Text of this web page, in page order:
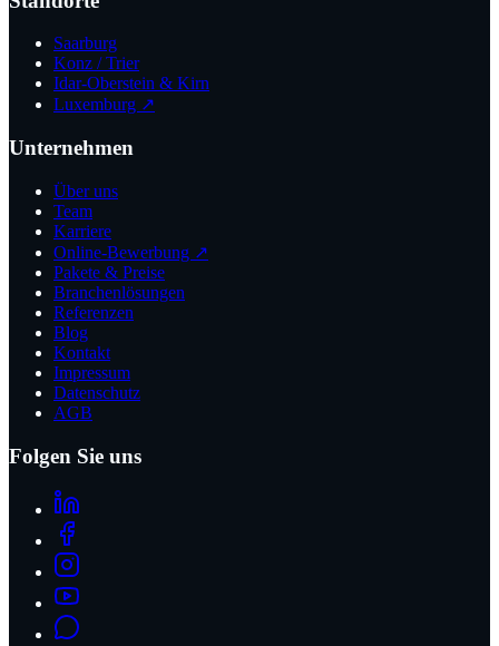
Saarburg
Konz / Trier
Idar-Oberstein & Kirn
Luxemburg ↗
Unternehmen
Über uns
Team
Karriere
Online-Bewerbung ↗
Pakete & Preise
Branchenlösungen
Referenzen
Blog
Kontakt
Impressum
Datenschutz
AGB
Folgen Sie uns